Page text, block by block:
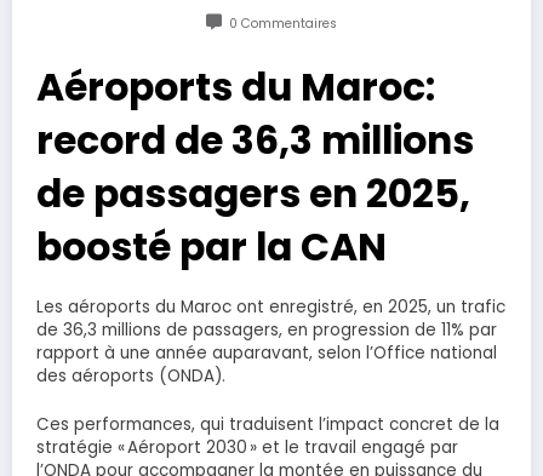
0 Commentaires
Aéroports du Maroc:
record de 36,3 millions
de passagers en 2025,
boosté par la CAN
Les aéroports du Maroc ont enregistré, en 2025, un trafic
de 36,3 millions de passagers, en progression de 11% par
rapport à une année auparavant, selon l’Office national
des aéroports (ONDA).
Ces performances, qui traduisent l’impact concret de la
stratégie « Aéroport 2030 » et le travail engagé par
l’ONDA pour accompagner la montée en puissance du